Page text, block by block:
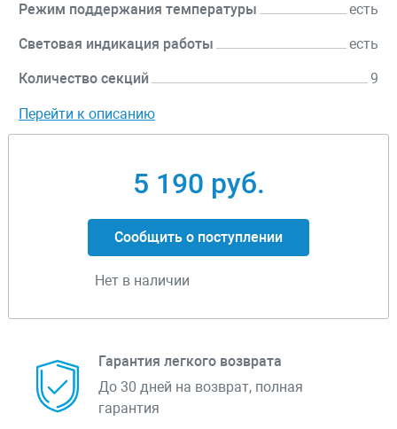
Режим поддержания температуры есть
Световая индикация работы есть
Количество секций 9
Перейти к описанию
5 190 руб.
Сообщить о поступлении
Нет в наличии
Гарантия легкого возврата
До 30 дней на возврат, полная
гарантия